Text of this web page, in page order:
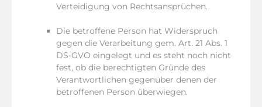
Verteidigung von Rechtsansprüchen.
Die betroffene Person hat Widerspruch
gegen die Verarbeitung gem. Art. 21 Abs. 1
DS-GVO eingelegt und es steht noch nicht
fest, ob die berechtigten Gründe des
Verantwortlichen gegenüber denen der
betroffenen Person überwiegen.